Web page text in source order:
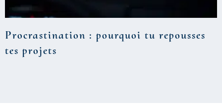
Procrastination : pourquoi tu repousses
tes projets